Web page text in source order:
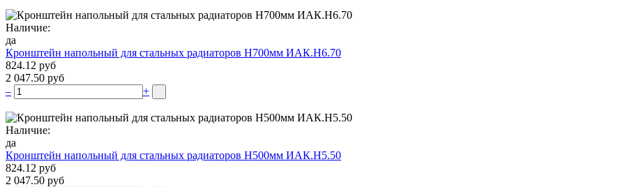
Наличие:
да
Кронштейн напольный для стальных радиаторов Н700мм ИАК.Н6.70
824.12 руб
2 047.50 руб
–
+
Наличие:
да
Кронштейн напольный для стальных радиаторов Н500мм ИАК.Н5.50
824.12 руб
2 047.50 руб